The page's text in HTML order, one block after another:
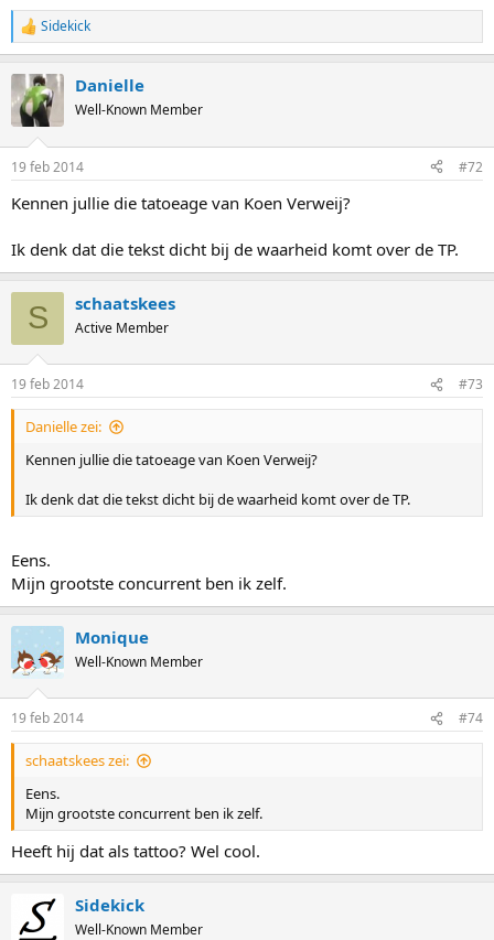
R
e
t
i
s
Sidekick
Danielle
Well-Known Member
19 feb 2014 #72
Kennen jullie die tatoeage van Koen Verweij?
Ik denk dat die tekst dicht bij de waarheid komt over de TP.
S schaatskees
Active Member
19 feb 2014 #73
Danielle zei:
Kennen jullie die tatoeage van Koen Verweij?
Ik denk dat die tekst dicht bij de waarheid komt over de TP.
Eens.
Mijn grootste concurrent ben ik zelf.
Monique
Well-Known Member
19 feb 2014 #74
schaatskees zei:
Eens.
Mijn grootste concurrent ben ik zelf.
Heeft hij dat als tattoo? Wel cool.
Sidekick
Well-Known Member